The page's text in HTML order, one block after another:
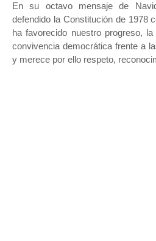
En su octavo mensaje de
defendido la Constitución de 1978
ha favorecido nuestro progreso,
convivencia democrática frente a
y merece por ello respeto,